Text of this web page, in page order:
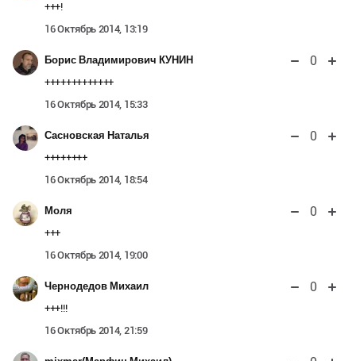
+++!
16 Октябрь 2014, 13:19
Борис Владимирович КУНИН 0
+++++++++++++
16 Октябрь 2014, 15:33
Сасновская Наталья 0
++++++++
16 Октябрь 2014, 18:54
Моля 0
+++
16 Октябрь 2014, 19:00
Чернодедов Михаил 0
+++!!!
16 Октябрь 2014, 21:59